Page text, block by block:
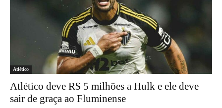
Atlético
Atlético deve R$ 5 milhões a Hulk e ele deve
sair de graça ao Fluminense